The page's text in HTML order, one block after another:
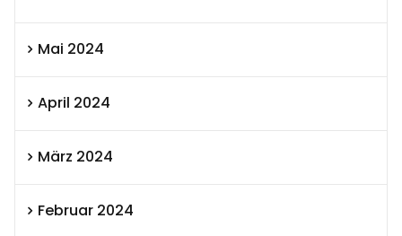
Mai 2024
April 2024
März 2024
Februar 2024